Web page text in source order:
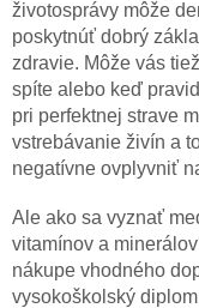
životosprávy môže
poskytnúť dobrý
zdravie. Môže vás
spíte alebo keď
pri perfektnej strave
vstrebávanie živín a
negatívne ovplyvniť
Ale ako sa vyznať
vitamínov a
nákupe vhodného
vysokoškolský